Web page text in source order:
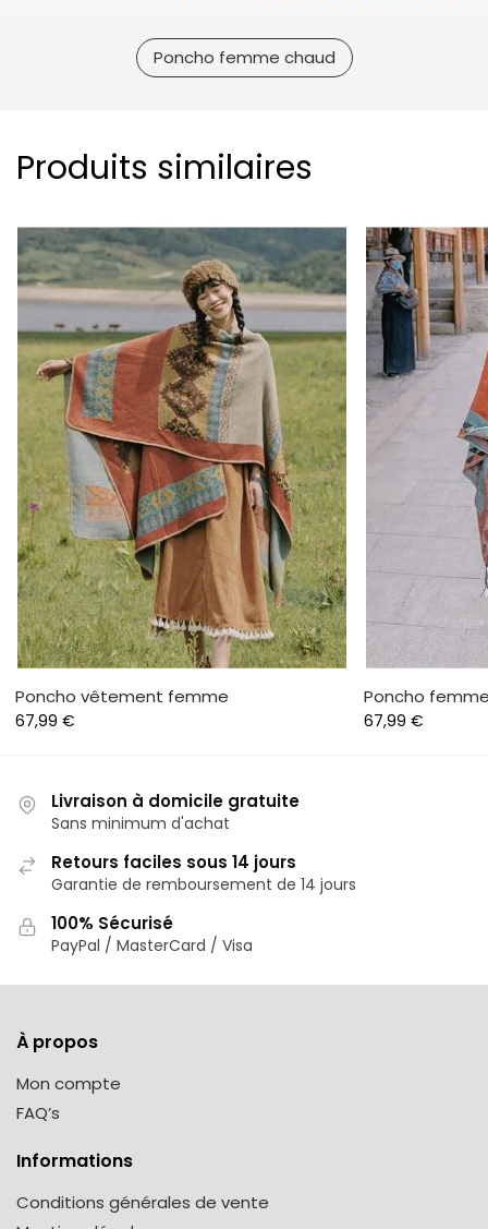
Poncho femme chaud
Produits similaires
Poncho vêtement femme
67,99 €
Poncho
67,99 €
Livraison à domicile gratuite
Sans minimum d'achat
Retours faciles sous 14 jours
Garantie de remboursement de 14 jours
100% Sécurisé
PayPal / MasterCard / Visa
À propos
Mon compte
FAQ’s
Informations
Conditions générales de vente